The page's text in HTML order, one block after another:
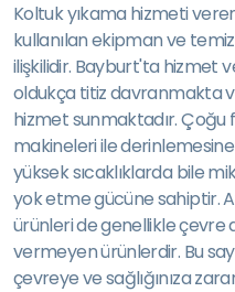
Koltuk yıkama hizmeti
kullanılan ekipman ve
ilişkilidir. Bayburt'ta hizmet
oldukça titiz davranmakta
hizmet sunmaktadır. Çoğu
makineleri ile
yüksek sıcaklıklarda bile
yok etme gücüne sahiptir.
ürünleri de genellikle çevre
vermeyen ürünlerdir. Bu
çevreye ve sağlığınıza